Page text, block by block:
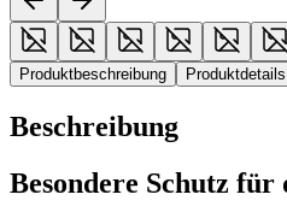
Produktbeschreibung Produktdetails
Beschreibung
Besondere Schutz